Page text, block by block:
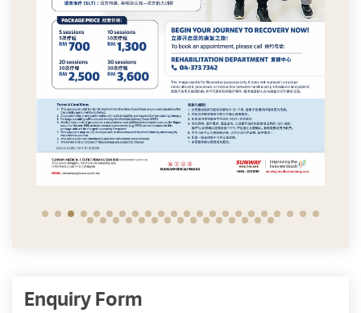
Enquiry Form